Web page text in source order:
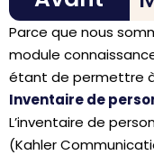
Parce que nous
module
étant de permettre
Inventaire de
L’inventaire de
(Kahler